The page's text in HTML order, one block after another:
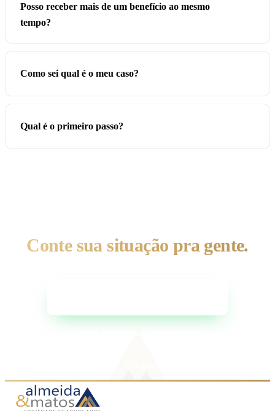
Posso receber mais de um benefício ao mesmo
tempo?
Como sei qual é o meu caso?
Qual é o primeiro passo?
Conte sua situação pra gente.